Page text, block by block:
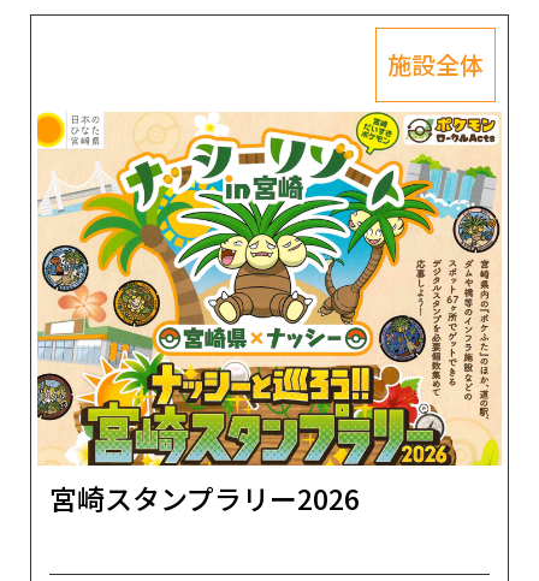
施設全体
宮崎スタンプラリー2026